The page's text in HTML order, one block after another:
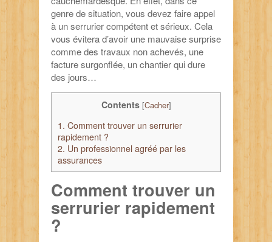
genre de situation, vous devez faire appel
à un serrurier compétent et sérieux. Cela
vous évitera d’avoir une mauvaise surprise
comme des travaux non achevés, une
facture surgonflée, un chantier qui dure
des jours…
Contents [Cacher]
1. Comment trouver un serrurier
rapidement ?
2. Un professionnel agréé par les
assurances
Comment trouver un
serrurier rapidement
?